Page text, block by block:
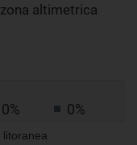
altimetrica